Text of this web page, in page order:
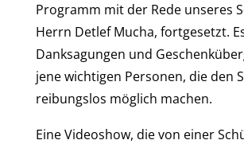
Programm mit der Rede unseres
Herrn Detlef Mucha, fortgesetzt.
Danksagungen und
jene wichtigen Personen, die den
reibungslos möglich machen.
Eine Videoshow, die von einer